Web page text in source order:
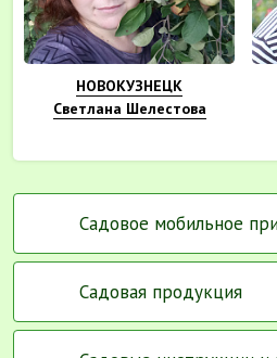
НОВОКУЗНЕЦК
Светлана Шелестова
Садовое мобильное
Садовая продукция